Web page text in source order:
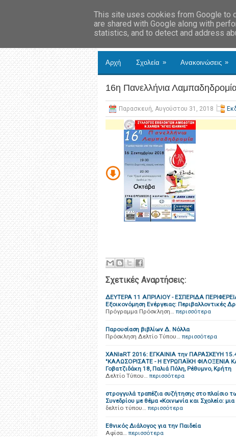
Αρχή Σχολεία » Ανακοινώσεις »
16η Πανελλήνια
Παρασκευή, Αυγούστου 31, 2018
Σχετικές Αναρτήσεις:
ΔΕΥΤΕΡΑ 11 ΑΠΡΙΛΙΟΥ - ΕΣΠΕΡΙΔΑ
Εξοικονόμηση Ενέργειας: Περιβαλλοντικές
Πρόγραμμα Πρόσκληση… περισσότερα
Παρουσίαση βιβλίων Δ. Νόλλα
Πρόσκληση Δελτίο Τύπου… περισσότερα
ΧΑΝΙaRT 2016: ΕΓΚΑΙΝΙΑ την ΠΑΡΑΣΚΕΥΗ
"ΚΑΛΩΣΟΡΙΣΑΤΕ - Η ΕΥΡΩΠΑΪΚΗ ΦΙΛΟΞΕΝΙΑ
Γοβατζιδάκη 18, Παλιά Πόλη, Ρέθυμνο, Κρήτη
Δελτίο Τύπου… περισσότερα
στρογγυλά τραπέζια συζήτησης στο πλαίσιο
Συνεδρίου με θέμα «Κοινωνία και Σχολείο:
δελτίο τύπου… περισσότερα
Εθνικός Διάλογος για την Παιδεία
Αφίσα… περισσότερα
This site uses cookies from Google to
are shared with Google along with
statistics, and to detect and address